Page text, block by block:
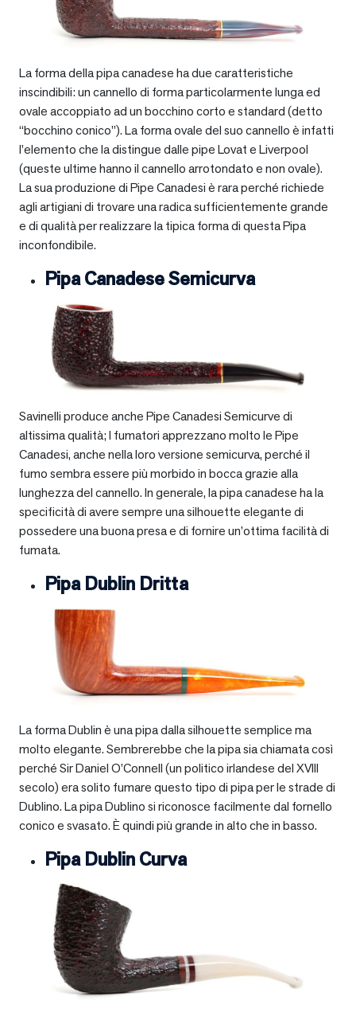
La forma della pipa canadese ha due caratteristiche
inscindibili: un cannello di forma particolarmente lunga ed
ovale accoppiato ad un bocchino corto e standard (detto
“bocchino conico”). La forma ovale del suo cannello è infatti
l’elemento che la distingue dalle pipe Lovat e Liverpool
(queste ultime hanno il cannello arrotondato e non ovale).
La sua produzione di Pipe Canadesi è rara perché richiede
agli artigiani di trovare una radica sufficientemente grande
e di qualità per realizzare la tipica forma di questa Pipa
inconfondibile.
Pipa Canadese Semicurva
Savinelli produce anche Pipe Canadesi Semicurve di
altissima qualità; I fumatori apprezzano molto le Pipe
Canadesi, anche nella loro versione semicurva, perché il
fumo sembra essere più morbido in bocca grazie alla
lunghezza del cannello. In generale, la pipa canadese ha la
specificità di avere sempre una silhouette elegante di
possedere una buona presa e di fornire un’ottima facilità di
fumata.
Pipa Dublin Dritta
La forma Dublin è una pipa dalla silhouette semplice ma
molto elegante. Sembrerebbe che la pipa sia chiamata così
perché Sir Daniel O’Connell (un politico irlandese del XVIII
secolo) era solito fumare questo tipo di pipa per le strade di
Dublino. La pipa Dublino si riconosce facilmente dal fornello
conico e svasato. È quindi più grande in alto che in basso.
Pipa Dublin Curva